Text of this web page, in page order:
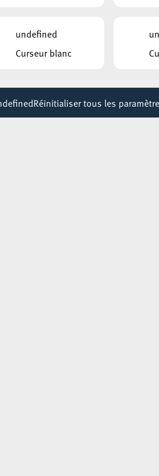
05 octobre
undefined
Curseur blanc
Réinitialiser tous les